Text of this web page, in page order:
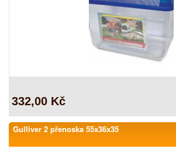
332,00 Kč
Gulliver 2 přenoska 55x36x35